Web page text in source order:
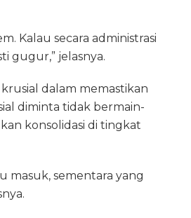
Kalau secara administrasi
gugur,” jelasnya.
dalam memastikan
diminta tidak bermain-
konsolidasi di tingkat
masuk, sementara yang